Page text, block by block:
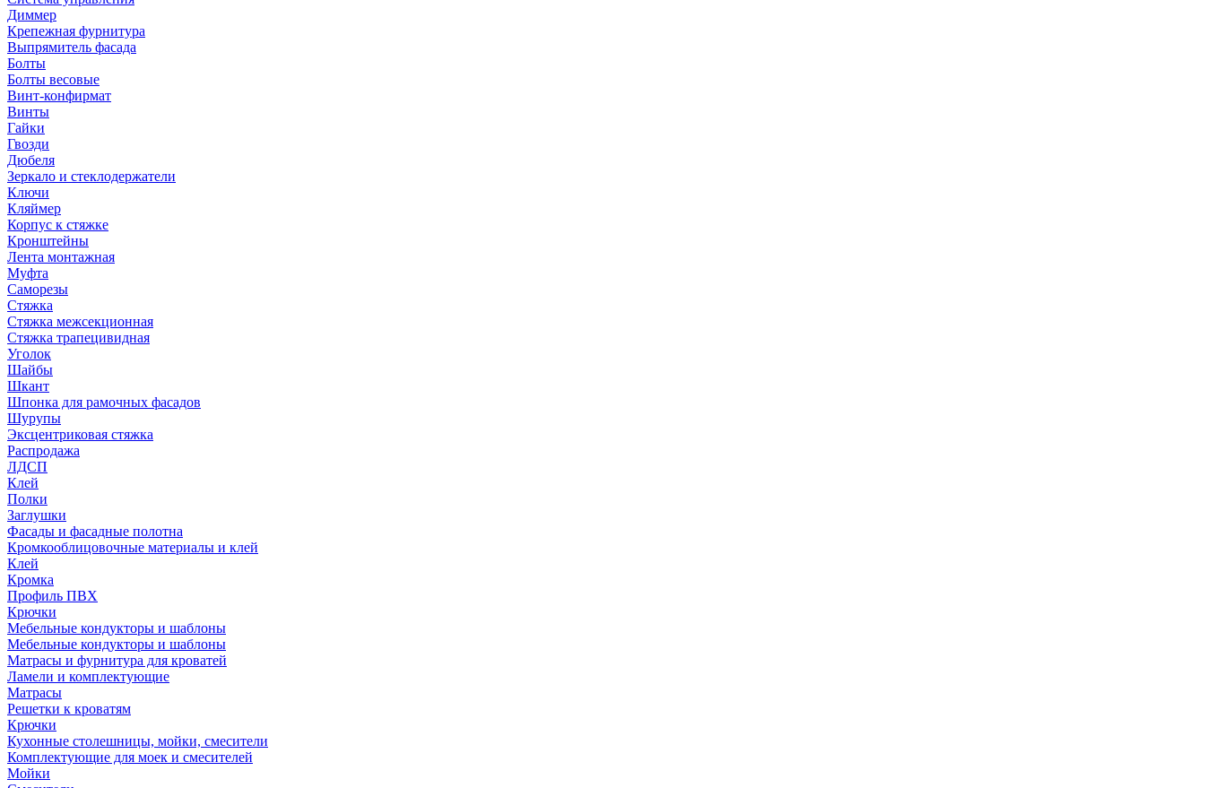
Диммер
Крепежная фурнитура
Выпрямитель фасада
Болты
Болты весовые
Винт-конфирмат
Винты
Гайки
Гвозди
Дюбеля
Зеркало и стеклодержатели
Ключи
Кляймер
Корпус к стяжке
Кронштейны
Лента монтажная
Муфта
Саморезы
Стяжка
Стяжка межсекционная
Стяжка трапецивидная
Уголок
Шайбы
Шкант
Шпонка для рамочных фасадов
Шурупы
Эксцентриковая стяжка
Распродажа
ЛДСП
Клей
Полки
Заглушки
Фасады и фасадные полотна
Кромкооблицовочные материалы и клей
Клей
Кромка
Профиль ПВХ
Крючки
Мебельные кондукторы и шаблоны
Мебельные кондукторы и шаблоны
Матрасы и фурнитура для кроватей
Ламели и комплектующие
Матрасы
Решетки к кроватям
Крючки
Кухонные столешницы, мойки, смесители
Комплектующие для моек и смесителей
Мойки